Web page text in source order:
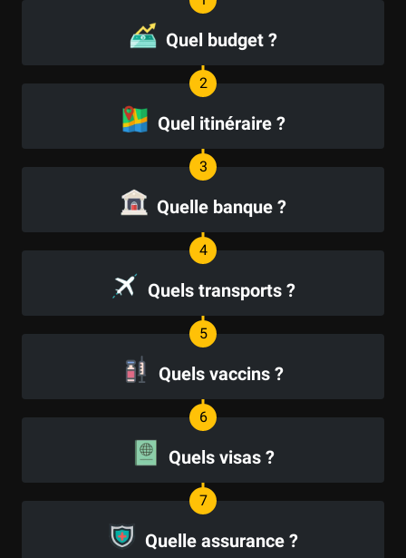
Quel budget ?
Quel itinéraire ?
Quelle banque ?
Quels transports ?
Quels vaccins ?
Quels visas ?
Quelle assurance ?